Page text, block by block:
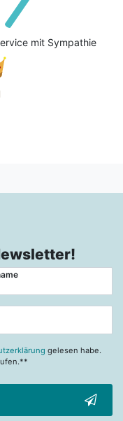
mit Sympathie
gelesen habe.